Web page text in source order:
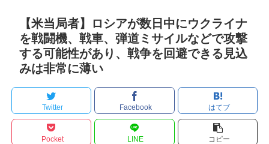
【米当局者】ロシアが数日中にウクライナ
を戦闘機、戦車、弾道ミサイルなどで攻撃
する可能性があり、戦争を回避できる見込
みは非常に薄い
Twitter Facebook はてブ
Pocket LINE コピー